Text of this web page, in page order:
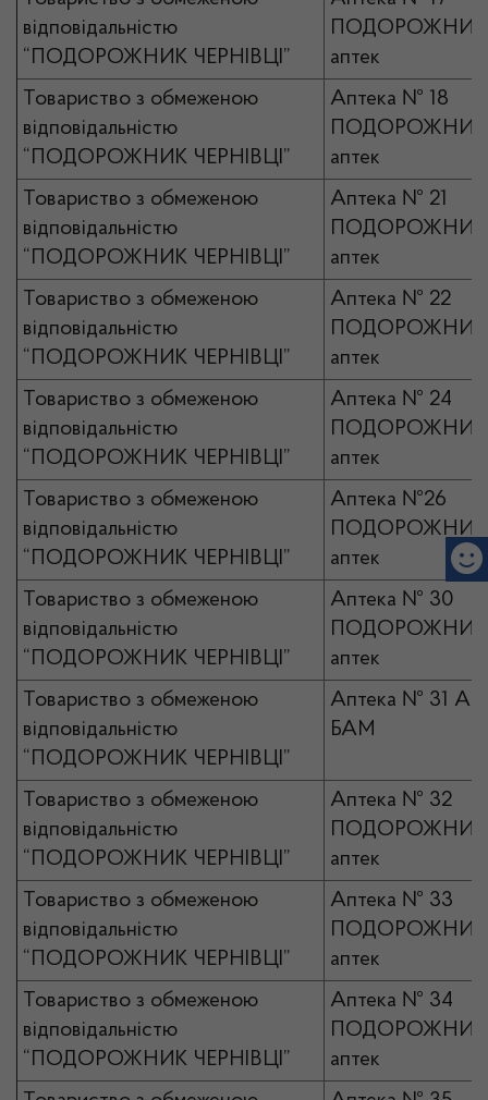
відповідальністю
“ПОДОРОЖНИК ЧЕРНІВЦІ”
ПОДОРОЖНИК
аптек
Товариство з обмеженою
відповідальністю
“ПОДОРОЖНИК ЧЕРНІВЦІ”
Аптека № 18
ПОДОРОЖНИК
аптек
Товариство з обмеженою
відповідальністю
“ПОДОРОЖНИК ЧЕРНІВЦІ”
Аптека № 21
ПОДОРОЖНИК
аптек
Товариство з обмеженою
відповідальністю
“ПОДОРОЖНИК ЧЕРНІВЦІ”
Аптека № 22
ПОДОРОЖНИК
аптек
Товариство з обмеженою
відповідальністю
“ПОДОРОЖНИК ЧЕРНІВЦІ”
Аптека № 24
ПОДОРОЖНИК
аптек
Товариство з обмеженою
відповідальністю
“ПОДОРОЖНИК ЧЕРНІВЦІ”
Аптека №26
ПОДОРОЖНИК
аптек
Товариство з обмеженою
відповідальністю
“ПОДОРОЖНИК ЧЕРНІВЦІ”
Аптека № 30
ПОДОРОЖНИК
аптек
Товариство з обмеженою
відповідальністю
“ПОДОРОЖНИК ЧЕРНІВЦІ”
Аптека № 31
БАМ
Товариство з обмеженою
відповідальністю
“ПОДОРОЖНИК ЧЕРНІВЦІ”
Аптека № 32
ПОДОРОЖНИК
аптек
Товариство з обмеженою
відповідальністю
“ПОДОРОЖНИК ЧЕРНІВЦІ”
Аптека № 33
ПОДОРОЖНИК
аптек
Товариство з обмеженою
відповідальністю
“ПОДОРОЖНИК ЧЕРНІВЦІ”
Аптека № 34
ПОДОРОЖНИК
аптек